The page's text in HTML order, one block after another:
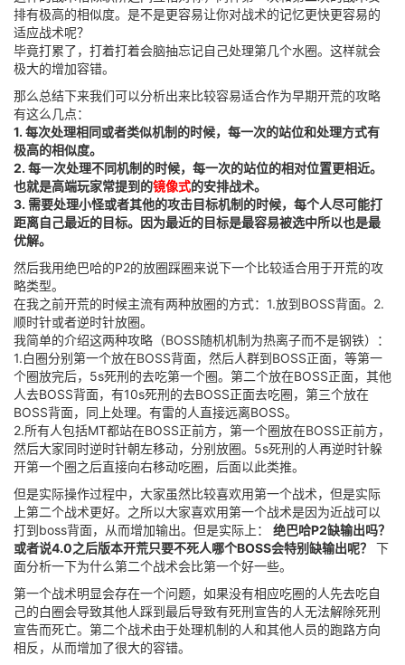
排有极高的相似度。是不是更容易让你对战术的记忆更快更容易的
适应战术呢？
毕竟打累了，打着打着会脑抽忘记自己处理第几个水圈。这样就会
极大的增加容错。
那么总结下来我们可以分析出来比较容易适合作为早期开荒的攻略
有这么几点：
1. 每次处理相同或者类似机制的时候，每一次的站位和处理方式有
极高的相似度。
2. 每一次处理不同机制的时候，每一次的站位的相对位置更相近。
也就是高端玩家常提到的镜像式的安排战术。
3. 需要处理小怪或者其他的攻击目标机制的时候，每个人尽可能打
距离自己最近的目标。因为最近的目标是最容易被选中所以也是最
优解。
然后我用绝巴哈的P2的放圈踩圈来说下一个比较适合用于开荒的攻
略类型。
在我之前开荒的时候主流有两种放圈的方式：1.放到BOSS背面。2.
顺时针或者逆时针放圈。
我简单的介绍这两种攻略（BOSS随机机制为热离子而不是钢铁）：
1.白圈分别第一个放在BOSS背面，然后人群到BOSS正面，等第一
个圈放完后，5s死刑的去吃第一个圈。第二个放在BOSS正面，其他
人去BOSS背面，有10s死刑的去BOSS正面去吃圈，第三个放在
BOSS背面，同上处理。有雷的人直接远离BOSS。
2.所有人包括MT都站在BOSS正前方，第一个圈放在BOSS正前方，
然后大家同时逆时针朝左移动，分别放圈。5s死刑的人再逆时针躲
开第一个圈之后直接向右移动吃圈，后面以此类推。
但是实际操作过程中，大家虽然比较喜欢用第一个战术，但是实际
上第二个战术更好。之所以大家喜欢用第一个战术是因为近战可以
打到boss背面，从而增加输出。但是实际上： 绝巴哈P2缺输出吗？
或者说4.0之后版本开荒只要不死人哪个BOSS会特别缺输出呢？
下
面分析一下为什么第二个战术会比第一个好一些。
第一个战术明显会存在一个问题，如果没有相应吃圈的人先去吃自
己的白圈会导致其他人踩到最后导致有死刑宣告的人无法解除死刑
宣告而死亡。第二个战术由于处理机制的人和其他人员的跑路方向
相反，从而增加了很大的容错。